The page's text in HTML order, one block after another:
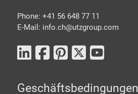
Phone: +41 56 648 77 11
E-Mail: info.ch@utzgroup.com
Geschäftsbedingungen